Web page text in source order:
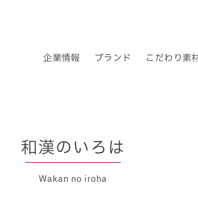
企業情報
企業理念 会社概要
ブランド
ブランドについて
こだわり素
ロクキョウ・アキョウとは
ロクキョウ＆アキョウ
和漢のいろは
Wakan no iroha